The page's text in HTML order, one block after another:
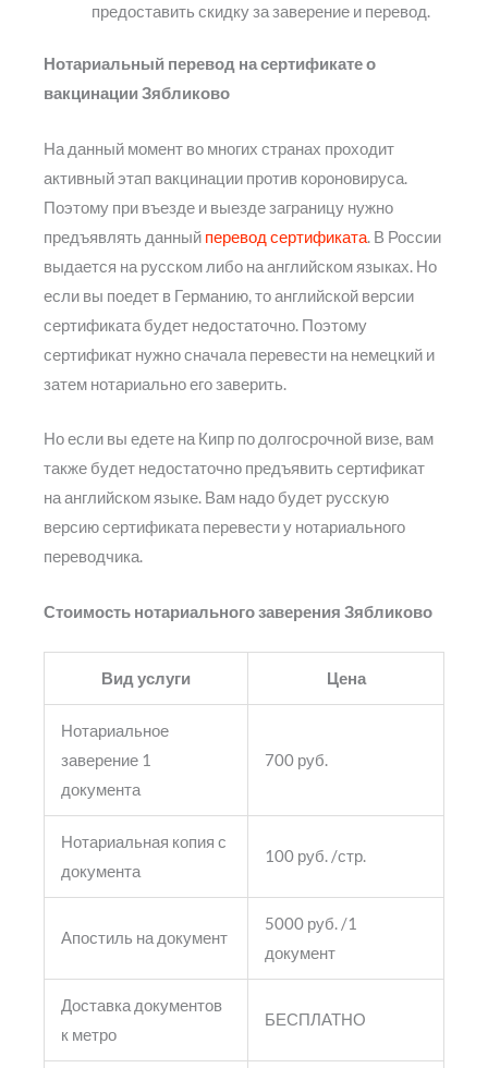
предоставить скидку за заверение и перевод.
Нотариальный перевод на сертификате о
вакцинации Зябликово
На данный момент во многих странах проходит
активный этап вакцинации против короновируса.
Поэтому при въезде и выезде заграницу нужно
предъявлять данный перевод сертификата. В России
выдается на русском либо на английском языках. Но
если вы поедет в Германию, то английской версии
сертификата будет недостаточно. Поэтому
сертификат нужно сначала перевести на немецкий и
затем нотариально его заверить.
Но если вы едете на Кипр по долгосрочной визе, вам
также будет недостаточно предъявить сертификат
на английском языке. Вам надо будет русскую
версию сертификата перевести у нотариального
переводчика.
Стоимость нотариального заверения Зябликово
Вид услуги Цена
Нотариальное
заверение 1
документа
700 руб.
Нотариальная копия с
документа
100 руб. /стр.
Апостиль на документ
5000 руб. /1
документ
Доставка документов
к метро
БЕСПЛАТНО